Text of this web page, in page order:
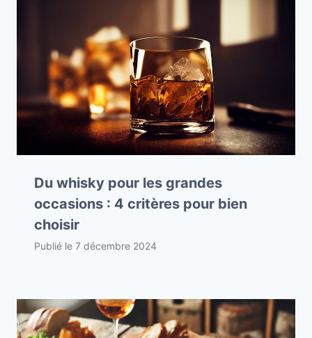
Du whisky pour les grandes
occasions : 4 critères pour bien
choisir
Publié le 7 décembre 2024